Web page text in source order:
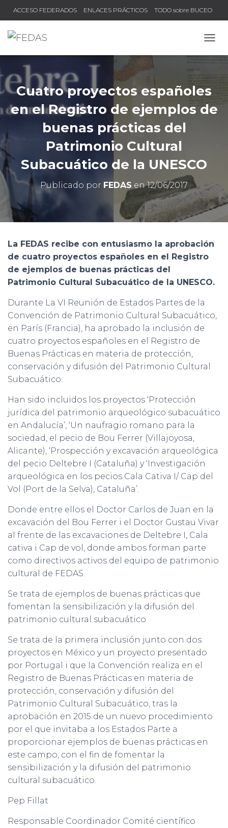
ACCESO FEDERADOS ENLACES PRÁCTICOS TODO sobre BUCEO
Cuatro proyectos españoles
en el Registro de ejemplos de
buenas prácticas del
Patrimonio Cultural
Subacuático de la UNESCO
Publicado por FEDAS en12/06/2017
La FEDAS recibe con entusiasmo la aprobación
de cuatro proyectos españoles en el Registro
de ejemplos de buenas prácticas del
Patrimonio Cultural Subacuático de la UNESCO.
Durante La VI Reunión de Estados Partes de la
Convención de Patrimonio Cultural Subacuático,
en París (Francia), ha aprobado la inclusión de
cuatro proyectos españoles en el Registro de
Buenas Prácticas en materia de protección,
conservación y difusión del Patrimonio Cultural
Subacuático.
Han sido incluidos los proyectos ‘Protección
jurídica del patrimonio arqueológico subacuático
en Andalucía’, ‘Un naufragio romano para la
sociedad, el pecio de Bou Ferrer (Villajoyosa,
Alicante), ‘Prospección y excavación arqueológica
del pecio Deltebre I (Cataluña) y ‘Investigación
arqueológica en los pecios Cala Cativa I/ Cap del
Vol (Port de la Selva), Cataluña’.
Donde entre ellos el Doctor Carlos de Juan en la
excavación del Bou Ferrer i el Doctor Gustau Vivar
al frente de las excavaciones de Deltebre I, Cala
cativa i Cap de vol, donde ambos forman parte
como directivos activos del equipo de patrimonio
cultural de FEDAS.
Se trata de ejemplos de buenas prácticas que
fomentan la sensibilización y la difusión del
patrimonio cultural subacuático
Se trata de la primera inclusión junto con dos
proyectos en México y un proyecto presentado
por Portugal i que la Convención realiza en el
Registro de Buenas Prácticas en materia de
protección, conservación y difusión del
Patrimonio Cultural Subacuático, tras la
aprobación en 2015 de un nuevo procedimiento
por el que invitaba a los Estados Parte a
proporcionar ejemplos de buenas prácticas en
este campo, con el fin de fomentar la
sensibilización y la difusión del patrimonio
cultural subacuático.
Pep Fillat
Responsable Coordinador Comité científico